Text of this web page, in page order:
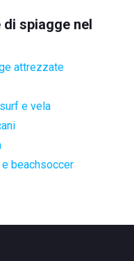
spiagge nel
attrezzate
e vela
beachsoccer